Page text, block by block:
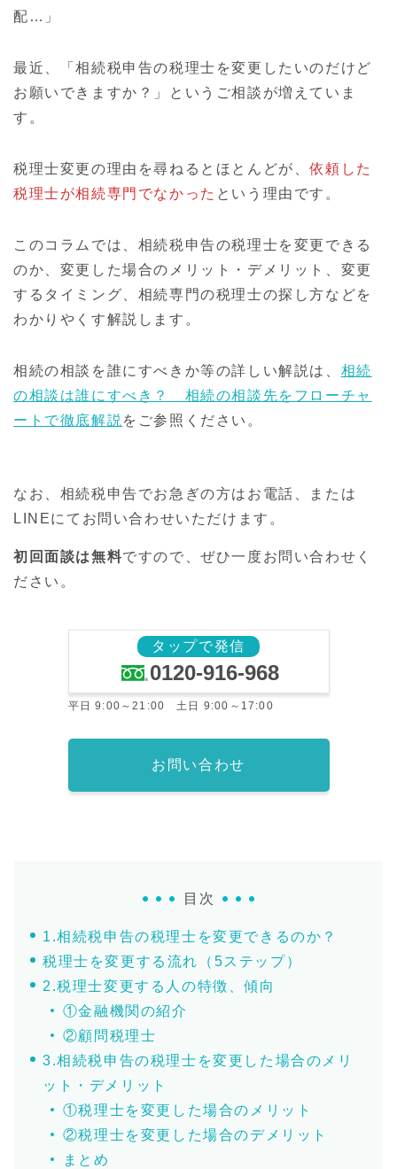
配…」
最近、「相続税申告の税理士を変更したいのだけど
お願いできますか？」というご相談が増えていま
す。
税理士変更の理由を尋ねるとほとんどが、依頼した
税理士が相続専門でなかった という理由です。
このコラムでは、相続税申告の税理士を変更できる
のか、変更した場合のメリット・デメリット、変更
するタイミング、相続専門の税理士の探し方などを
わかりやくす解説します。
相続の相談を誰にすべきか等の詳しい解説は、 相続
の相談は誰にすべき？ 相続の相談先をフローチャ
ートで徹底解説 をご参照ください。
なお、相続税申告でお急ぎの方はお電話、または
LINEにてお問い合わせいただけます。
初回面談は無料ですので、ぜひ一度お問い合わせく
ださい。
タップで発信
0120-916-968
平日 9:00～21:00 土日 9:00～17:00
お問い合わせ
目次
1.相続税申告の税理士を変更できるのか？
税理士を変更する流れ（5ステップ）
2.税理士変更する人の特徴、傾向
①金融機関の紹介
②顧問税理士
3.相続税申告の税理士を変更した場合のメリ
ット・デメリット
①税理士を変更した場合のメリット
②税理士を変更した場合のデメリット
まとめ